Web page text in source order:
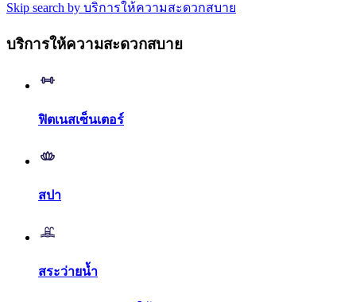
Skip search by บริการให้ความสะดวกสบาย
บริการให้ความสะดวกสบาย
ฟิตเนสเซ็นเตอร์
สปา
สระว่ายน้ำ